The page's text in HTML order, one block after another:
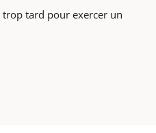
tard pour exercer un